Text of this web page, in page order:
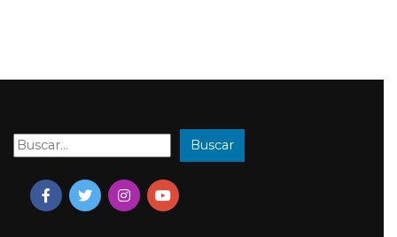
Buscar: Buscar